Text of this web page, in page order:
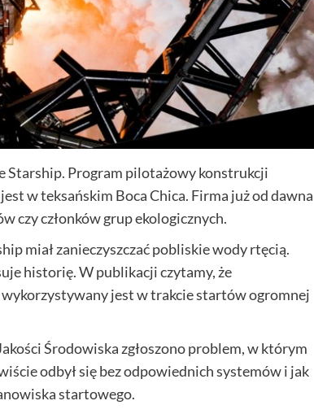
Starship. Program pilotażowy konstrukcji
w teksańskim Boca Chica. Firma już od dawna
czy członków grup ekologicznych.
miał zanieczyszczać pobliskie wody rtęcią.
historię. W publikacji czytamy, że
jest w trakcie startów ogromnej
Środowiska zgłoszono problem, w którym
odbył się bez odpowiednich systemów i jak
startowego.